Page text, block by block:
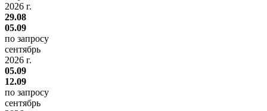
2026 г.
29.08
05.09
по запросу
сентябрь
2026 г.
05.09
12.09
по запросу
сентябрь